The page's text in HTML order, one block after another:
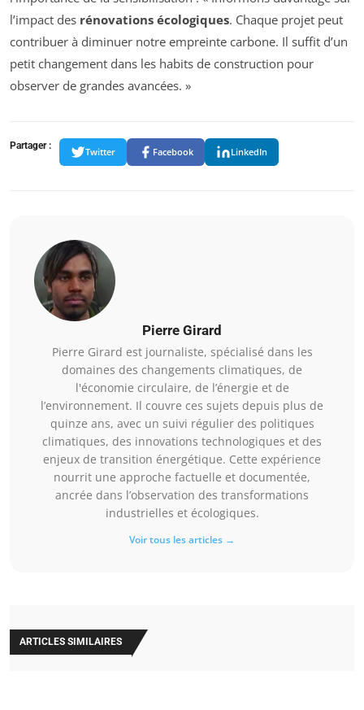
l’impact des rénovations écologiques. Chaque projet peut
contribuer à diminuer notre empreinte carbone. Il suffit d’un
petit changement dans les habits de construction pour
observer de grandes avancées. »
Partager :
Twitter Facebook LinkedIn
Pierre Girard
Pierre Girard est journaliste, spécialisé dans les
domaines des changements climatiques, de
l'économie circulaire, de l’énergie et de
l’environnement. Il couvre ces sujets depuis plus de
quinze ans, avec un suivi régulier des politiques
climatiques, des innovations technologiques et des
enjeux de transition énergétique. Cette expérience
nourrit une approche factuelle et documentée,
ancrée dans l’observation des transformations
industrielles et écologiques.
Voir tous les articles →
ARTICLES SIMILAIRES